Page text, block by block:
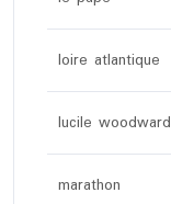
loire atlantique
lucile woodward
marathon